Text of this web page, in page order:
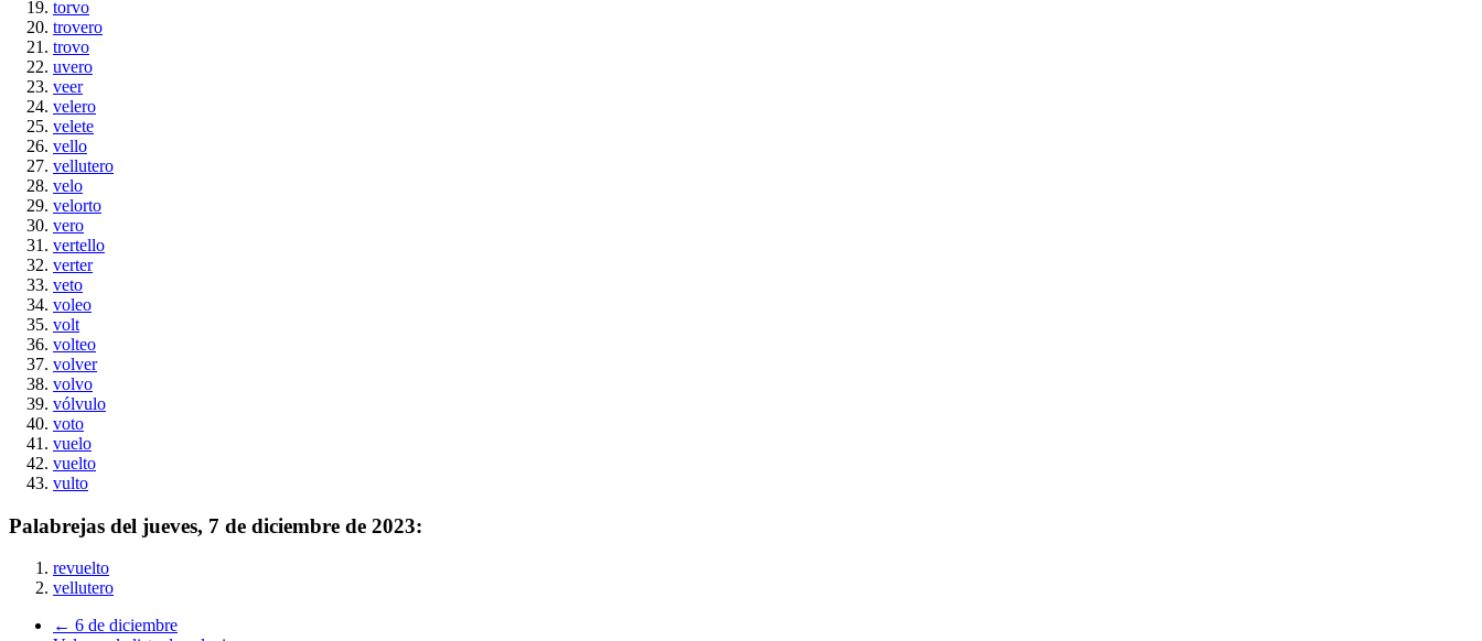
torvo
trovero
trovo
uvero
veer
velero
velete
vello
vellutero
velo
velorto
vero
vertello
verter
veto
voleo
volt
volteo
volver
volvo
vólvulo
voto
vuelo
vuelto
vulto
Palabrejas del jueves, 7 de diciembre de 2023:
revuelto
vellutero
← 6 de diciembre